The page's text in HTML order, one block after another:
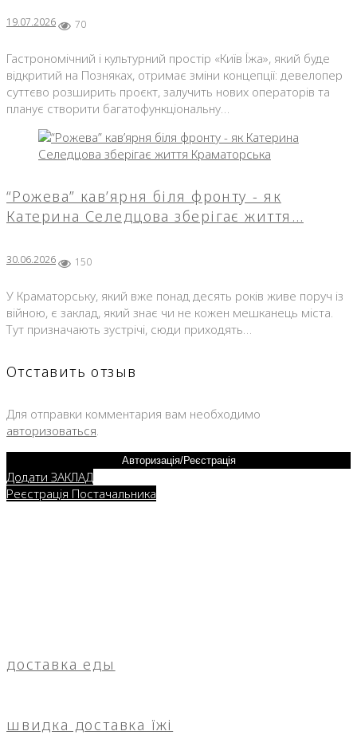
19.07.2026 70
Гастрономічний і культурний простір «Київ Їжа», який буде
відкритий на Позняках, отримає зміни концепції: девелопер
суттєво розширить проєкт, залучить нових операторів та
планує створити багатофункціональну…
“Рожева” кав’ярня біля фронту - як
Катерина Селедцова зберігає життя…
30.06.2026 150
У Краматорську, який вже понад десять років живе поруч із
війною, є заклад, який знає чи не кожен мешканець міста.
Тут призначають зустрічі, сюди приходять…
Отставить отзыв
Для отправки комментария вам необходимо
авторизоваться
Авторизація/Реєстрація
Додати ЗАКЛАД
Реєстрація Постачальника
доставка еды
швидка доставка їжі